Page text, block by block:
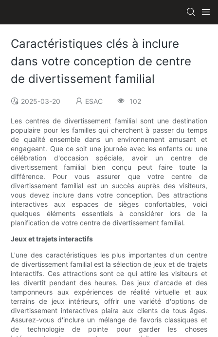
Caractéristiques clés à inclure
dans votre conception de centre
de divertissement familial
2025-03-20 ESAC 102
Les centres de divertissement familial sont une destination
populaire pour les familles qui cherchent à passer du temps
de qualité ensemble dans un environnement amusant et
engageant. Que ce soit une journée avec les enfants ou une
célébration d'occasion spéciale, avoir un centre de
divertissement familial bien conçu peut faire toute la
différence. Pour vous assurer que votre centre de
divertissement familial est un succès auprès des visiteurs,
vous devez inclure dans votre conception. Des attractions
interactives aux espaces de sièges confortables, voici
quelques éléments essentiels à considérer lors de la
planification de votre centre de divertissement familial.
Jeux et trajets interactifs
L'une des caractéristiques les plus importantes d'un centre
de divertissement familial est la sélection de jeux et de trajets
interactifs. Ces attractions sont ce qui attire les visiteurs et
les divertit pendant des heures. Des jeux d'arcade et des
tamponneurs aux expériences de réalité virtuelle et aux
terrains de jeux intérieurs, offrir une variété d'options de
divertissement interactives plaira aux clients de tous âges.
Assurez-vous d'inclure un mélange de favoris classiques et
de technologie de pointe pour garder les choses